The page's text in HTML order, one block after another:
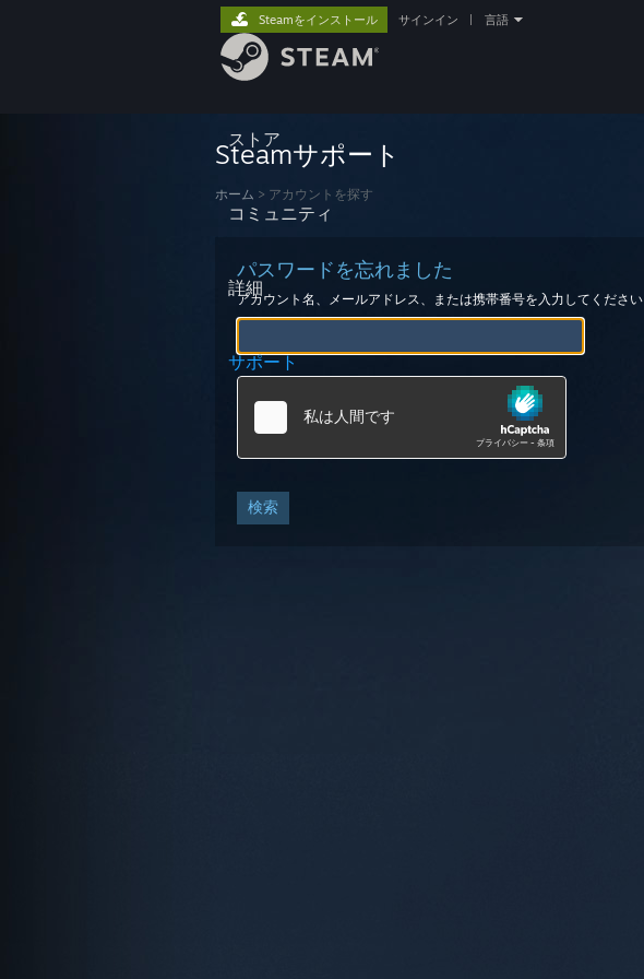
ストア
コミュニティ
詳細
サポート
Steamをインストール サインイン 言語
Steamサポート
ホーム > アカウントを探す
パスワードを忘れました
アカウント名、メールアドレス、または携帯番号を入力してください